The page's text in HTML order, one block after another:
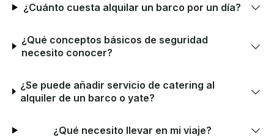
¿Cuánto cuesta alquilar un barco por un día?
¿Qué conceptos básicos de seguridad
necesito conocer?
¿Se puede añadir servicio de catering al
alquiler de un barco o yate?
¿Qué necesito llevar en mi viaje?